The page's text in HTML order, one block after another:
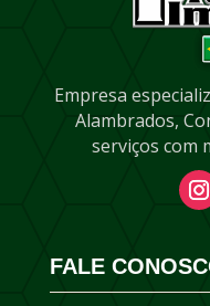
Empresa
Alambrados,
serviços com
FALE